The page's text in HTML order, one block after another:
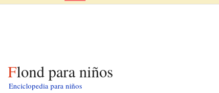
Flond para niños
Enciclopedia para niños